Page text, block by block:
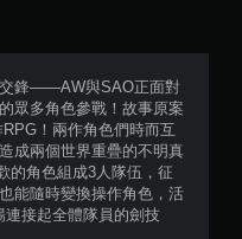
分
5
顆
星
交鋒——AW與SAO正面對
眾多角色參戰！故事原案
！兩作角色們時而互
成兩個世界重疊的不明真
角色組成3人隊伍，征
能隨時變換操作角色，活
連接起全體隊員的劍技